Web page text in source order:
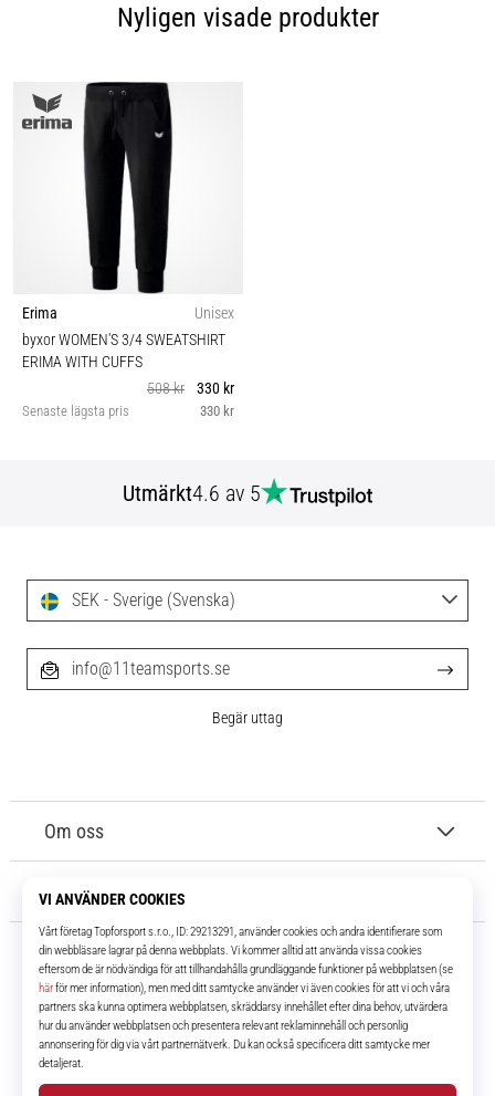
Nyligen visade produkter
Erima
Unisex
byxor WOMEN'S 3/4 SWEATSHIRT
ERIMA WITH CUFFS
508 kr
330 kr
Senaste lägsta pris 330 kr
Utmärkt4.6 av 5
11teamsports.se
I över 16 år har vi varit dina lagkamrater, vilket ger dig de bästa och
senaste fotbollsprodukterna.
Om oss
Kundtjänst
SEK - Sverige (Svenska)
info@11teamsports.se
Begär uttag